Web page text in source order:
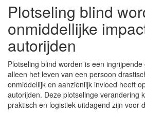
Plotseling blind
onmiddellijke
autorijden
Plotseling blind worden is een
alleen het leven van een persoon
onmiddellijk en aanzienlijk invloed heeft
autorijden. Deze plotselinge verandering
praktisch en logistiek uitdagend zijn voor